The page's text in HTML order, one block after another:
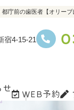
都庁前の歯医者【オリー
宿4-15-21
せ
WEB予約